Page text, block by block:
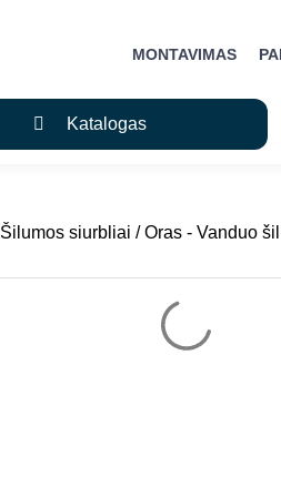
MONTAVIMAS
Katalogas
Šilumos siurbliai /Oras - Vanduo